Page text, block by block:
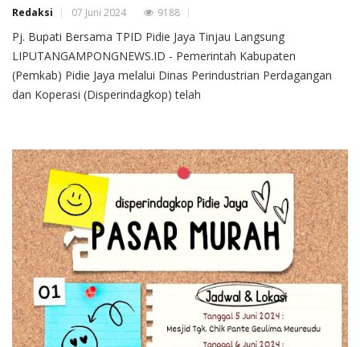
Redaksi 07 Juni 2024 9188
Pj. Bupati Bersama TPID Pidie Jaya Tinjau Langsung
LIPUTANGAMPONGNEWS.ID - Pemerintah Kabupaten
(Pemkab) Pidie Jaya melalui Dinas Perindustrian Perdagangan
dan Koperasi (Disperindagkop) telah